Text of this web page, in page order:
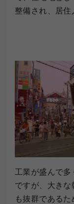
整備され、居住
工業が盛んで
ですが、大き
も抜群である